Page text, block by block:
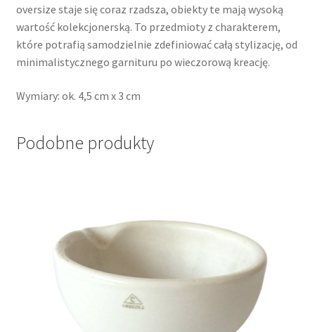
oversize staje się coraz rzadsza, obiekty te mają wysoką
wartość kolekcjonerską. To przedmioty z charakterem,
które potrafią samodzielnie zdefiniować całą stylizację, od
minimalistycznego garnituru po wieczorową kreację.
Wymiary: ok. 4,5 cm x 3 cm
Podobne produkty